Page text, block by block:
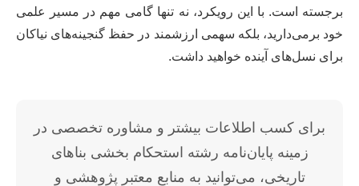
برجسته است. با این رویکرد، نه تنها گامی مهم در مسیر علمی
خود برمی‌دارید، بلکه سهمی ارزشمند در حفظ گنجینه‌های نیاکان
برای نسل‌های آینده خواهید داشت.
برای کسب اطلاعات بیشتر و مشاوره تخصصی در
زمینه پایان‌نامه رشته استحکام بخشی بناهای
تاریخی، می‌توانید به منابع معتبر پژوهشی و